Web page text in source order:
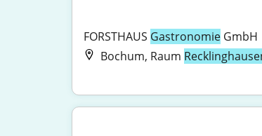
FORSTHAUS Gastronomie GmbH
Bochum, Raum